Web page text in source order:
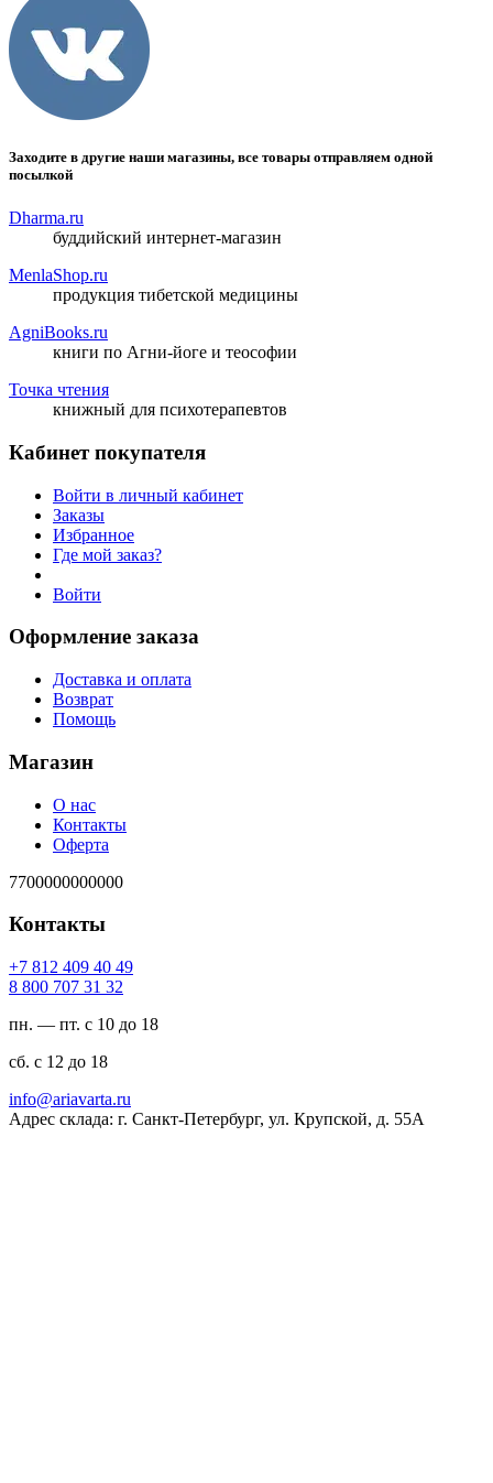
Заходите в другие наши магазины, все товары отправляем одной
посылкой
Dharma.ru
буддийский интернет-магазин
MenlaShop.ru
продукция тибетской медицины
AgniBooks.ru
книги по Агни-йоге и теософии
Точка чтения
книжный для психотерапевтов
Кабинет покупателя
Войти в личный кабинет
Заказы
Избранное
Где мой заказ?
Войти
Оформление заказа
Доставка и оплата
Возврат
Помощь
Магазин
О нас
Контакты
Оферта
7700000000000
Контакты
94 04 904 218 7+
23 13 707 008 8
пн. — пт. с 10 до 18
сб. с 12 до 18
ur.atravaira@ofni
Адрес склада: г. Санкт-Петербург, ул. Крупской, д. 55А